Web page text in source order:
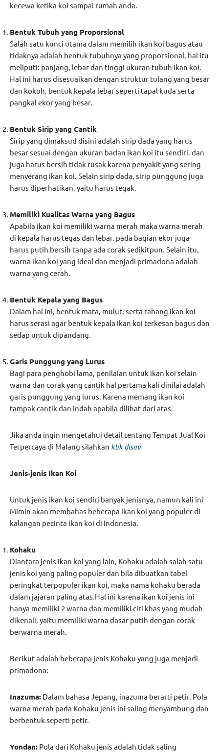
kecewa ketika koi sampai rumah anda.
Bentuk Tubuh yang Proporsional
Salah satu kunci utama dalam memilih ikan koi bagus atau
tidaknya adalah bentuk tubuhnya yang proporsional, hal itu
meliputi: panjang, lebar dan tinggi ukuran tubuh ikan koi.
Hal ini harus disesuaikan dengan struktur tulang yang besar
dan kokoh, bentuk kepala lebar seperti tapal kuda serta
pangkal ekor yang besar.
Bentuk Sirip yang Cantik
Sirip yang dimaksud disini adalah sirip dada yang harus
besar sesuai dengan ukuran badan ikan koi itu sendiri. dan
juga harus bersih tidak rusak karena penyakit yang sering
menyerang ikan koi. Selain sirip dada, sirip punggung juga
harus diperhatikan, yaitu harus tegak.
Memiliki Kualitas Warna yang Bagus
Apabila ikan koi memiliki warna merah maka warna merah
di kepala harus tegas dan lebar. pada bagian ekor juga
harus putih bersih tanpa ada corak sedikitpun. Selain itu,
warna ikan koi yang ideal dan menjadi primadona adalah
warna yang cerah.
Bentuk Kepala yang Bagus
Dalam hal ini, bentuk mata, mulut, serta rahang ikan koi
harus serasi agar bentuk kepala ikan koi terkesan bagus dan
sedap untuk dipandang.
Garis Punggung yang Lurus
Bagi para penghobi lama, penilaian untuk ikan koi selain
warna dan corak yang cantik hal pertama kali dinilai adalah
garis punggung yang lurus. Karena memang ikan koi
tampak cantik dan indah apabila dilihat dari atas.
Jika anda ingin mengetahui detail tentang Tempat Jual Koi
Terpercaya di Malang silahkan klik disini
Jenis-jenis Ikan Koi
Untuk jenis ikan koi sendiri banyak jenisnya, namun kali ini
Mimin akan membahas beberapa ikan koi yang populer di
kalangan pecinta ikan koi di Indonesia.
Kohaku
Diantara jenis ikan koi yang lain, Kohaku adalah salah satu
jenis koi yang paling populer dan bila dibuatkan tabel
peringkat terpopuler ikan koi, maka nama kohaku berada
dalam jajaran paling atas.Hal ini karena ikan koi jenis ini
hanya memiliki 2 warna dan memiliki ciri khas yang mudah
dikenali, yaitu memiliki warna dasar putih dengan corak
berwarna merah.
Berikut adalah beberapa jenis Kohaku yang juga menjadi
primadona:
Inazuma: Dalam bahasa Jepang, inazuma berarti petir. Pola
warna merah pada Kohaku jenis ini saling menyambung dan
berbentuk seperti petir.
Yondan: Pola dari Kohaku jenis adalah tidak saling